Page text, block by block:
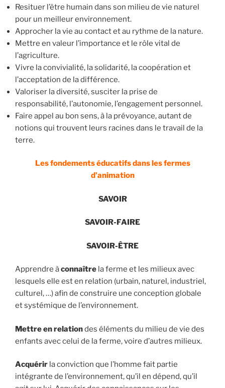
Resituer l’être humain dans son milieu de vie naturel
pour un meilleur environnement.
Approcher la vie au contact et au rythme de la nature.
Mettre en valeur l’importance et le rôle vital de
l’agriculture.
Vivre la convivialité, la solidarité, la coopération et
l’acceptation de la différence.
Valoriser la diversité, susciter la prise de
responsabilité, l’autonomie, l’engagement personnel.
Faire appel au bon sens, à la prévoyance, autant de
notions qui trouvent leurs racines dans le travail de la
terre.
Les fondements éducatifs dans les fermes
d’animation
SAVOIR
SAVOIR-FAIRE
SAVOIR-ÊTRE
Apprendre àconnaître la ferme et les milieux avec
lesquels elle est en relation (urbain, naturel, industriel,
culturel, …) afin de construire une conception globale
et systémique de l’environnement.
Mettre en relationdes éléments du milieu de vie des
enfants avec celui de la ferme, voire d’autres milieux.
Acquérir la conviction que l’homme fait partie
intégrante de l’environnement, qu’il en dépend, qu’il